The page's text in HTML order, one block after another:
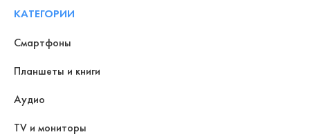
КАТЕГОРИИ
Смартфоны
Планшеты и книги
Аудио
TV и мониторы